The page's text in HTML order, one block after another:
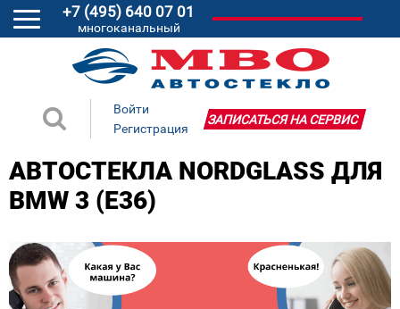
+7 (495) 640 07 01
многоканальный
Войти
Регистрация
ЗАПИСАТЬСЯ НА СЕРВИС
АВТОСТЕКЛА NORDGLASS ДЛЯ
BMW 3 (E36)